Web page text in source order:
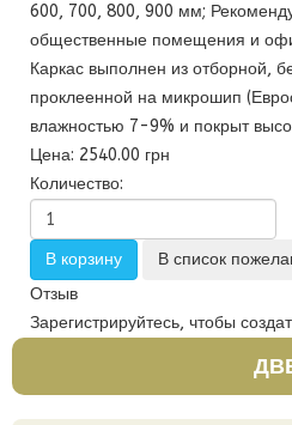
600, 700, 800, 900 мм;
общественные помещения и
Каркас выполнен из отборной,
проклеенной на микрошип
влажностью 7-9% и покрыт
Цена: 2540.00 грн
Количество:
Отзыв
Зарегистрируйтесь, чтобы